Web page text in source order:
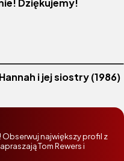
Dziękujemy!
Hannah i jej siostry (1986)
Obserwuj największy profil z
Tom Rewers i